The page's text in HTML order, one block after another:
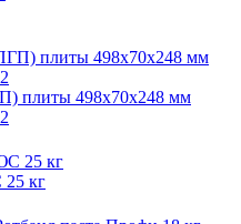
плиты 498х70х248 мм
кг